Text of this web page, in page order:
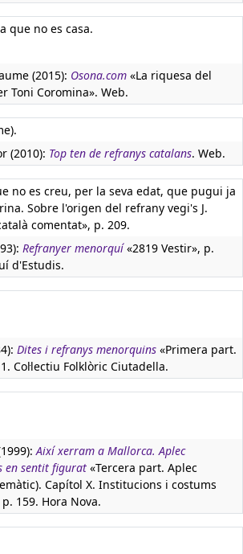
que no es casa.
(2015): Osona.com «La riquesa del
Toni Coromina». Web.
(2010): Top ten de refranys catalans. Web.
no es creu, per la seva edat, que pugui ja
Sobre l'origen del refrany vegi's J.
comentat», p. 209.
Refranyer menorquí«2819 Vestir», p.
d'Estudis.
Dites i refranys menorquins «Primera part.
Col·lectiu Folklòric Ciutadella.
Així xerram a Mallorca. Aplec
en sentit figurat «Tercera part. Aplec
Capítol X. Institucions i costums
159. Hora Nova.